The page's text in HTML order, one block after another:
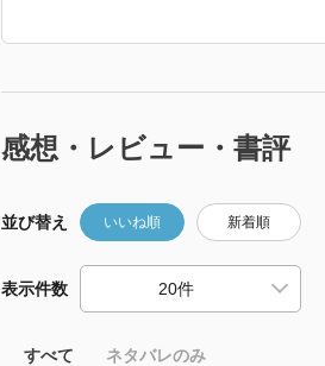
感想・レビュー・書評
並び替え いいね順 新着順
表示件数
すべて ネタバレのみ